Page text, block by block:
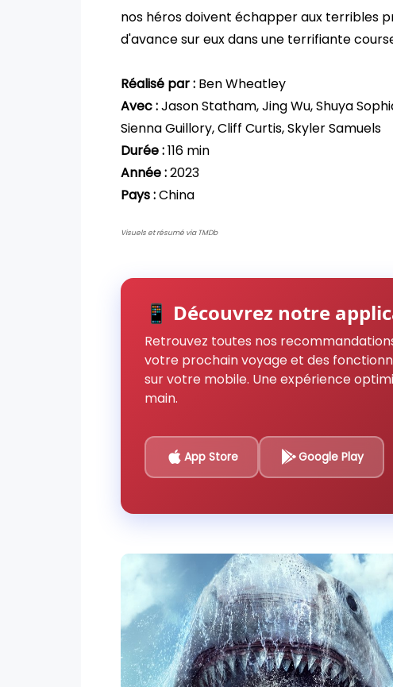
nos héros doivent échapper aux terribles
d'avance sur eux dans une terrifiante
Réalisé par : Ben Wheatley
Avec :Jason Statham, Jing Wu, Shuya
Sienna Guillory, Cliff Curtis, Skyler Samuels
Durée :116 min
Année :2023
Pays :China
Visuels et résumé via TMDb
📱 Découvrez notre
Retrouvez toutes nos
votre prochain voyage et des
sur votre mobile. Une expérience
main.
App Store Google Play